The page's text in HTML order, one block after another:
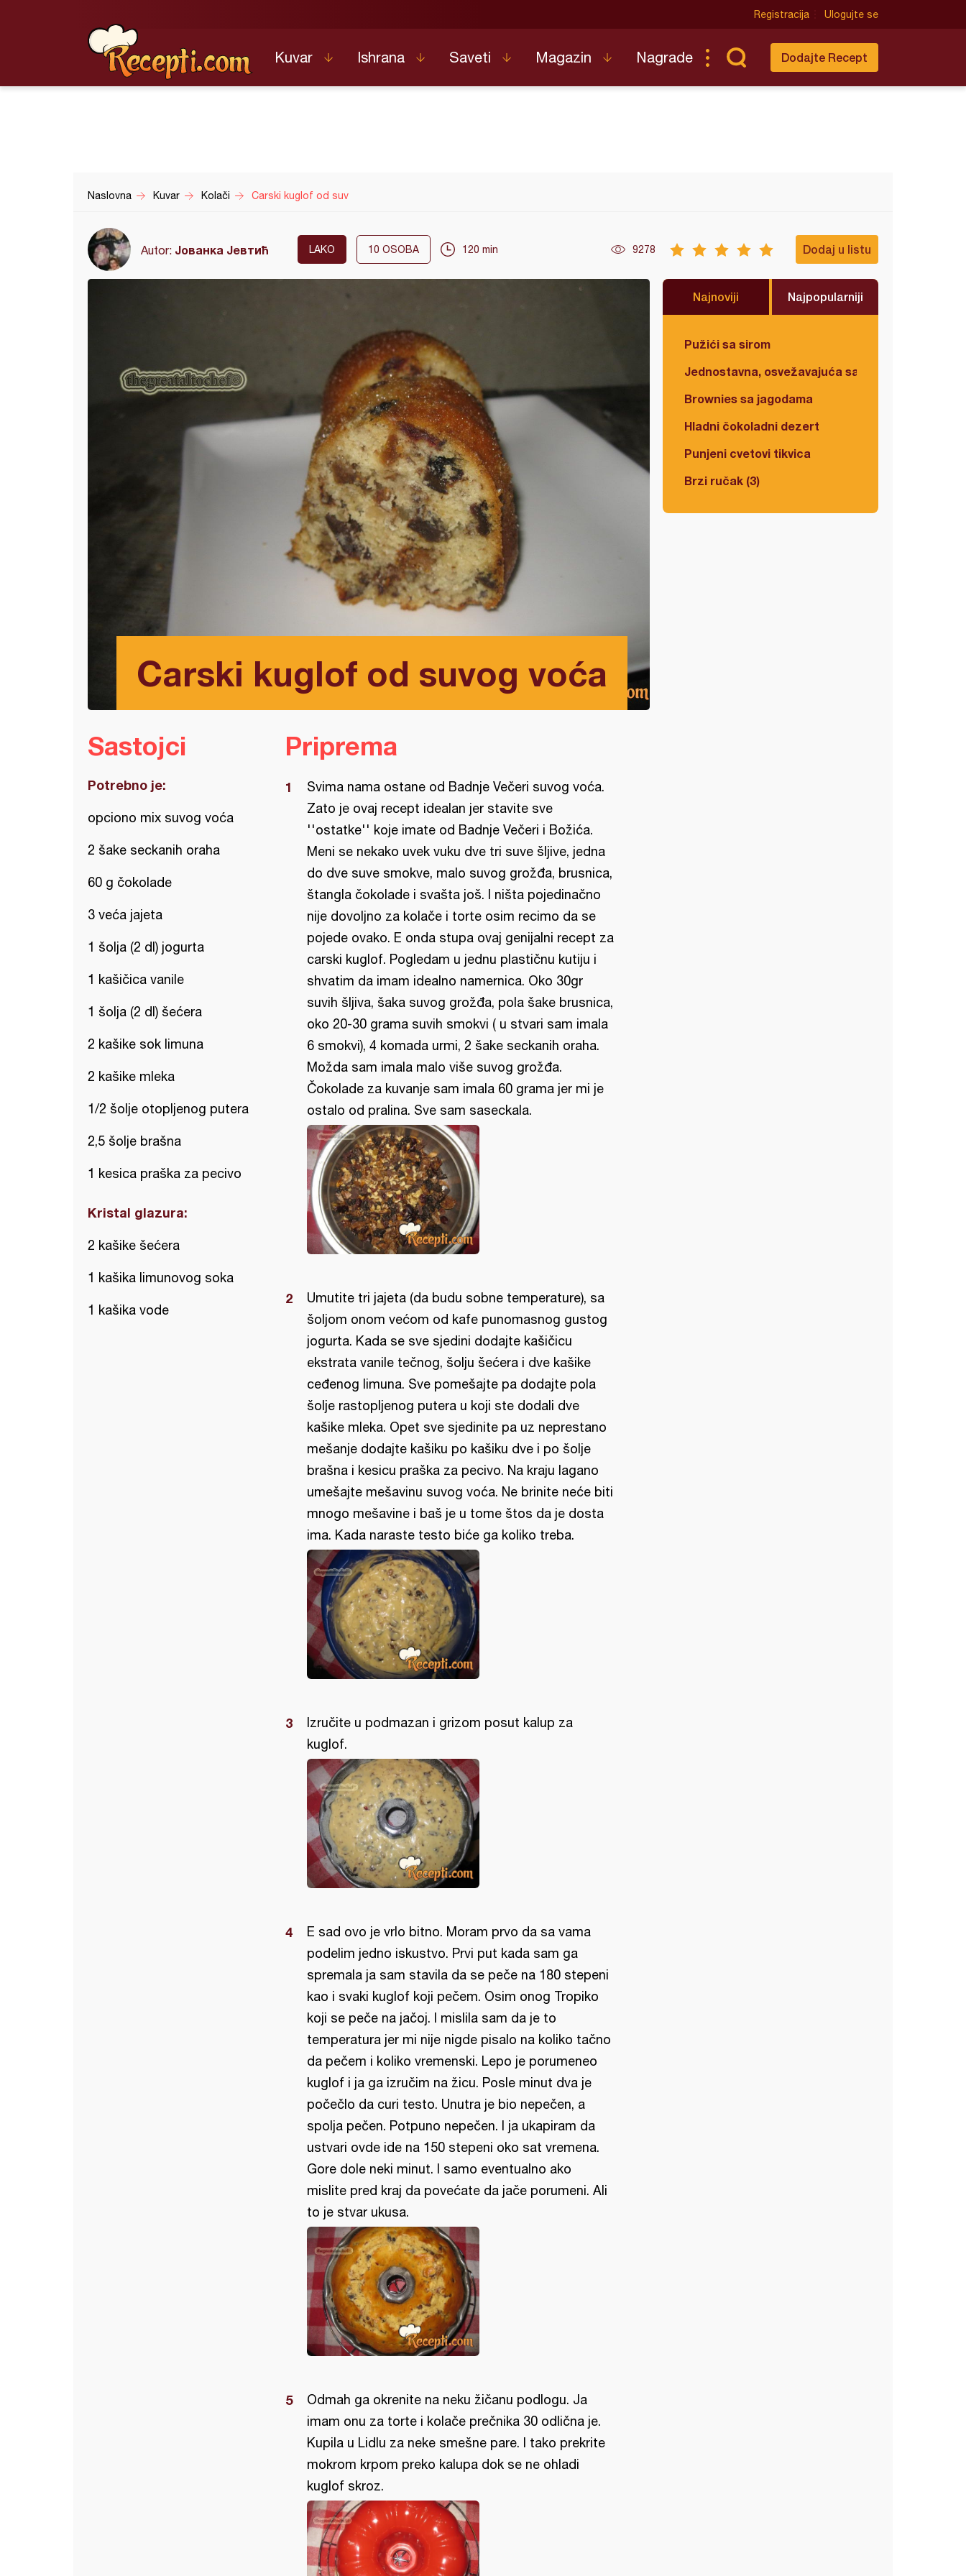
Registracija Ulogujte se
Kuvar Ishrana Saveti Magazin Nagrade Dodajte Recept
Naslovna Kuvar Kolači Carski kuglof od suv
Autor: Јованка Јевтић LAKO 10 OSOBA 120 min 9278 Dodaj u listu
Carski kuglof od suvog voća
Najnoviji Najpopularniji
Pužići sa sirom
Jednostavna, osvežavajuća salata
Brownies sa jagodama
Hladni čokoladni dezert
Punjeni cvetovi tikvica
Brzi ručak (3)
Sastojci
Potrebno je:
opciono mix suvog voća
2 šake seckanih oraha
60 g čokolade
3 veća jajeta
1 šolja (2 dl) jogurta
1 kašičica vanile
1 šolja (2 dl) šećera
2 kašike sok limuna
2 kašike mleka
1/2 šolje otopljenog putera
2,5 šolje brašna
1 kesica praška za pecivo
Kristal glazura:
2 kašike šećera
1 kašika limunovog soka
1 kašika vode
Priprema
Svima nama ostane od Badnje Večeri suvog voća.
Zato je ovaj recept idealan jer stavite sve
''ostatke'' koje imate od Badnje Večeri i Božića.
Meni se nekako uvek vuku dve tri suve šljive, jedna
do dve suve smokve, malo suvog grožđa, brusnica,
štangla čokolade i svašta još. I ništa pojedinačno
nije dovoljno za kolače i torte osim recimo da se
pojede ovako. E onda stupa ovaj genijalni recept za
carski kuglof. Pogledam u jednu plastičnu kutiju i
shvatim da imam idealno namernica. Oko 30gr
suvih šljiva, šaka suvog grožđa, pola šake brusnica,
oko 20-30 grama suvih smokvi ( u stvari sam imala
6 smokvi), 4 komada urmi, 2 šake seckanih oraha.
Možda sam imala malo više suvog grožđa.
Čokolade za kuvanje sam imala 60 grama jer mi je
ostalo od pralina. Sve sam saseckala.
Umutite tri jajeta (da budu sobne temperature), sa
šoljom onom većom od kafe punomasnog gustog
jogurta. Kada se sve sjedini dodajte kašičicu
ekstrata vanile tečnog, šolju šećera i dve kašike
ceđenog limuna. Sve pomešajte pa dodajte pola
šolje rastopljenog putera u koji ste dodali dve
kašike mleka. Opet sve sjedinite pa uz neprestano
mešanje dodajte kašiku po kašiku dve i po šolje
brašna i kesicu praška za pecivo. Na kraju lagano
umešajte mešavinu suvog voća. Ne brinite neće biti
mnogo mešavine i baš je u tome štos da je dosta
ima. Kada naraste testo biće ga koliko treba.
Izručite u podmazan i grizom posut kalup za
kuglof.
E sad ovo je vrlo bitno. Moram prvo da sa vama
podelim jedno iskustvo. Prvi put kada sam ga
spremala ja sam stavila da se peče na 180 stepeni
kao i svaki kuglof koji pečem. Osim onog Tropiko
koji se peče na jačoj. I mislila sam da je to
temperatura jer mi nije nigde pisalo na koliko tačno
da pečem i koliko vremenski. Lepo je porumeneo
kuglof i ja ga izručim na žicu. Posle minut dva je
počečlo da curi testo. Unutra je bio nepečen, a
spolja pečen. Potpuno nepečen. I ja ukapiram da
ustvari ovde ide na 150 stepeni oko sat vremena.
Gore dole neki minut. I samo eventualno ako
mislite pred kraj da povećate da jače porumeni. Ali
to je stvar ukusa.
Odmah ga okrenite na neku žičanu podlogu. Ja
imam onu za torte i kolače prečnika 30 odlična je.
Kupila u Lidlu za neke smešne pare. I tako prekrite
mokrom krpom preko kalupa dok se ne ohladi
kuglof skroz.